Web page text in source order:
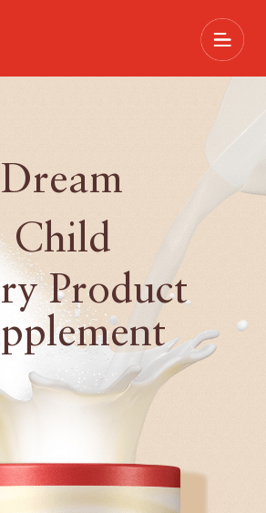
Dream
Child
Product